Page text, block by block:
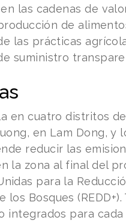
las cadenas de
de
las prácticas
suministro
en cuatro distritos
en Lam Dong, y
reducir las
la zona al final del
para la
Bosques
integrados para